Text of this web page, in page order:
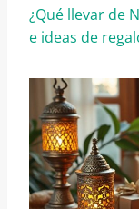
¿Qué llevar de
e ideas de